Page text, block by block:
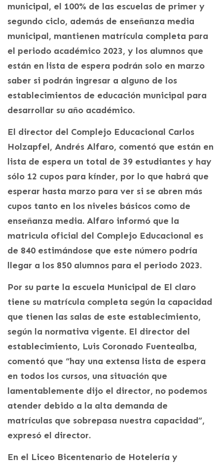
municipal, el 100% de las escuelas de primer y
segundo ciclo, además de enseñanza media
municipal, mantienen matrícula completa para
el periodo académico 2023, y los alumnos que
están en lista de espera podrán solo en marzo
saber si podrán ingresar a alguno de los
establecimientos de educación municipal para
desarrollar su año académico.
El director del Complejo Educacional Carlos
Holzapfel, Andrés Alfaro, comentó que están en
lista de espera un total de 39 estudiantes y hay
sólo 12 cupos para kínder, por lo que habrá que
esperar hasta marzo para ver si se abren más
cupos tanto en los niveles básicos como de
enseñanza media. Alfaro informó que la
matricula oficial del Complejo Educacional es
de 840 estimándose que este número podría
llegar a los 850 alumnos para el periodo 2023.
Por su parte la escuela Municipal de El claro
tiene su matrícula completa según la capacidad
que tienen las salas de este establecimiento,
según la normativa vigente. El director del
establecimiento, Luis Coronado Fuentealba,
comentó que “hay una extensa lista de espera
en todos los cursos, una situación que
lamentablemente dijo el director, no podemos
atender debido a la alta demanda de
matrículas que sobrepasa nuestra capacidad”,
expresó el director.
En el Liceo Bicentenario de Hotelería y